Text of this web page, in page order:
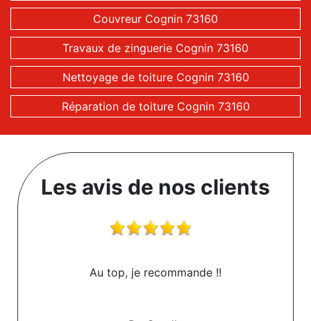
Couvreur Cognin 73160
Travaux de zinguerie Cognin 73160
Nettoyage de toiture Cognin 73160
Réparation de toiture Cognin 73160
Les avis de nos clients
Au top, je recommande !!